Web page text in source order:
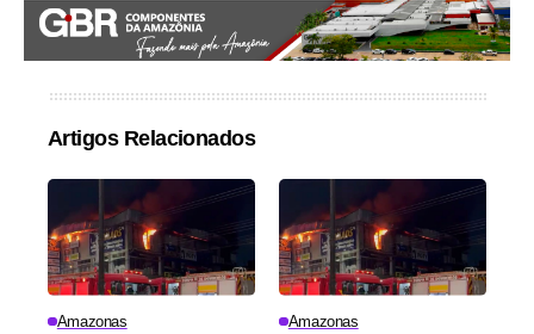
Artigos Relacionados
Amazonas Amazonas